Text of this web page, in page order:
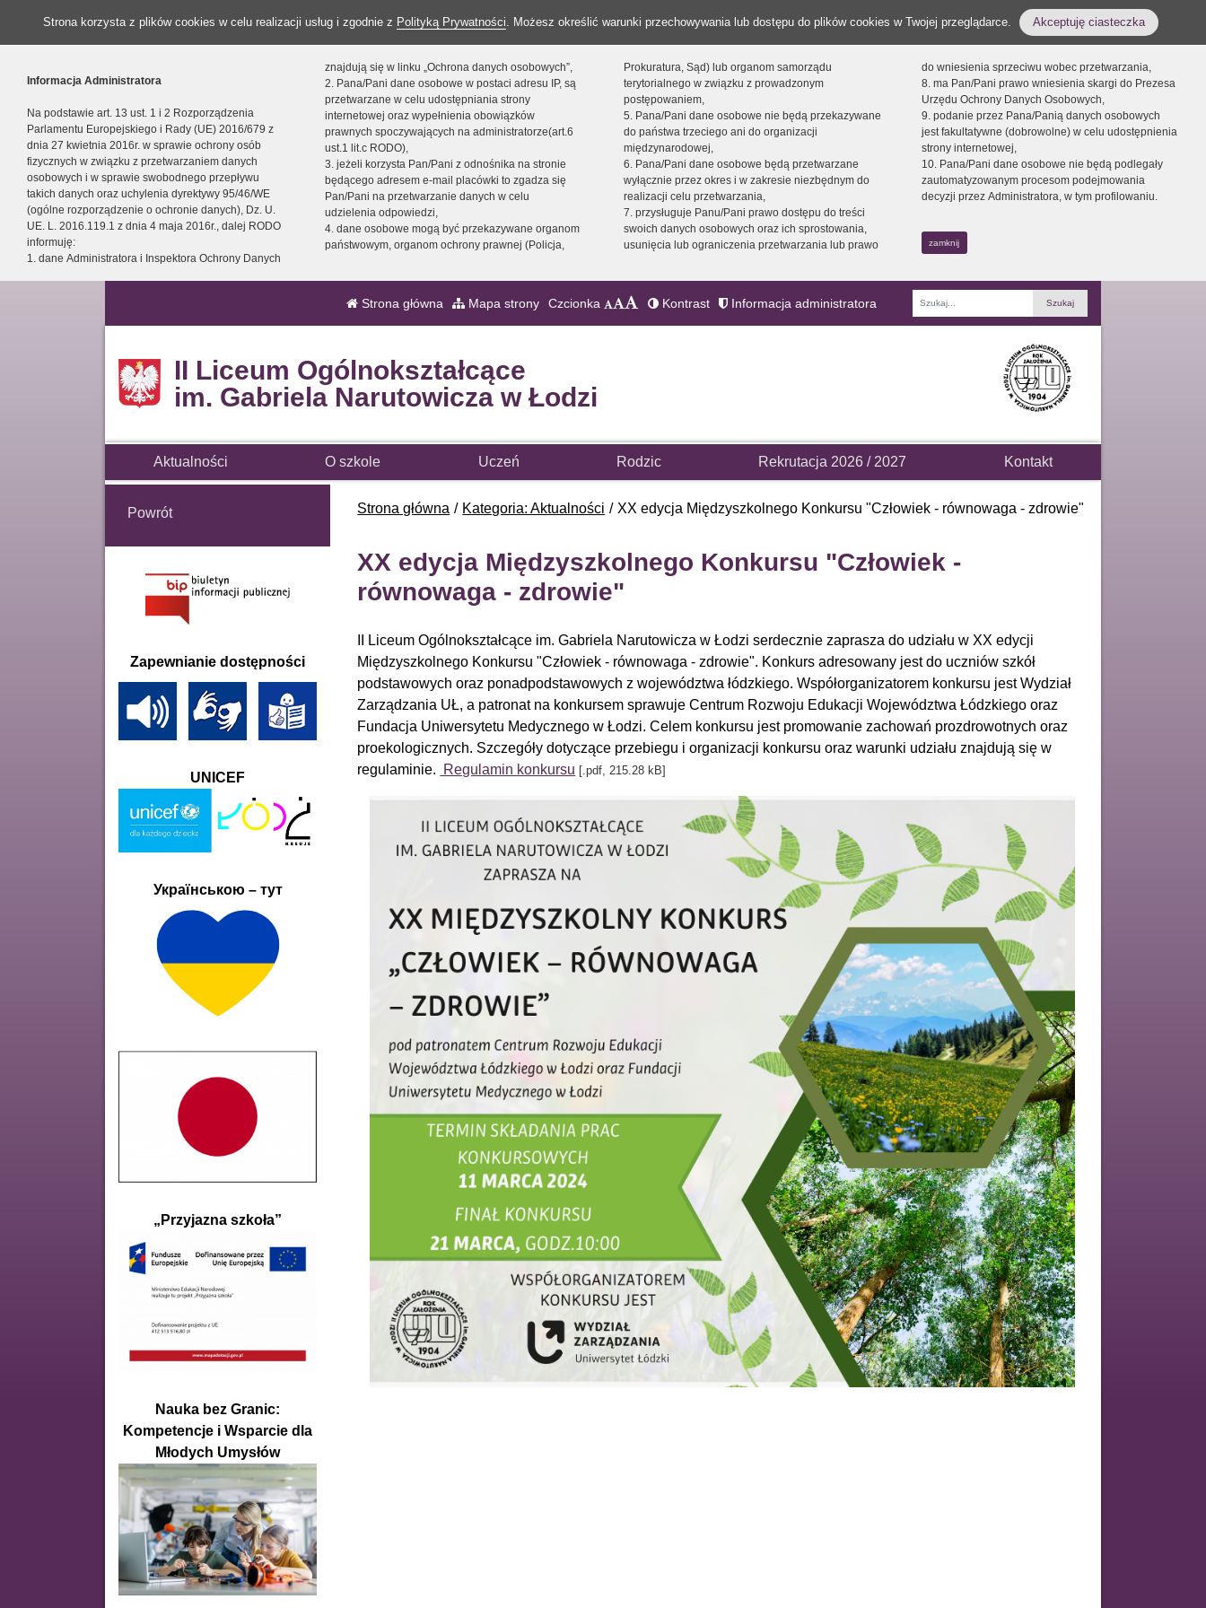
Strona korzysta z plików cookies w celu realizacji usług i zgodnie z Polityką Prywatności. Możesz określić warunki przechowywania lub dostępu do plików cookies w Twojej przeglądarce. Akceptuję ciasteczka
Informacja Administratora
Na podstawie art. 13 ust. 1 i 2 Rozporządzenia
Parlamentu Europejskiego i Rady (UE) 2016/679 z
dnia 27 kwietnia 2016r. w sprawie ochrony osób
fizycznych w związku z przetwarzaniem danych
osobowych i w sprawie swobodnego przepływu
takich danych oraz uchylenia dyrektywy 95/46/WE
(ogólne rozporządzenie o ochronie danych), Dz. U.
UE. L. 2016.119.1 z dnia 4 maja 2016r., dalej RODO
informuję:
1. dane Administratora i Inspektora Ochrony Danych
znajdują się w linku „Ochrona danych osobowych”,
2. Pana/Pani dane osobowe w postaci adresu IP, są
przetwarzane w celu udostępniania strony
internetowej oraz wypełnienia obowiązków
prawnych spoczywających na administratorze(art.6
ust.1 lit.c RODO),
3. jeżeli korzysta Pan/Pani z odnośnika na stronie
będącego adresem e-mail placówki to zgadza się
Pan/Pani na przetwarzanie danych w celu
udzielenia odpowiedzi,
4. dane osobowe mogą być przekazywane organom
państwowym, organom ochrony prawnej (Policja,
Prokuratura, Sąd) lub organom samorządu
terytorialnego w związku z prowadzonym
postępowaniem,
5. Pana/Pani dane osobowe nie będą przekazywane
do państwa trzeciego ani do organizacji
międzynarodowej,
6. Pana/Pani dane osobowe będą przetwarzane
wyłącznie przez okres i w zakresie niezbędnym do
realizacji celu przetwarzania,
7. przysługuje Panu/Pani prawo dostępu do treści
swoich danych osobowych oraz ich sprostowania,
usunięcia lub ograniczenia przetwarzania lub prawo
do wniesienia sprzeciwu wobec przetwarzania,
8. ma Pan/Pani prawo wniesienia skargi do Prezesa
Urzędu Ochrony Danych Osobowych,
9. podanie przez Pana/Panią danych osobowych
jest fakultatywne (dobrowolne) w celu udostępnienia
strony internetowej,
10. Pana/Pani dane osobowe nie będą podlegały
zautomatyzowanym procesom podejmowania
decyzji przez Administratora, w tym profilowaniu.
zamknij
Strona główna Mapa strony Czcionka Kontrast Informacja administratora
Fraza
II Liceum Ogólnokształcące
im. Gabriela Narutowicza w Łodzi
Aktualności O szkole Uczeń Rodzic Rekrutacja 2026 / 2027 Kontakt
Strona główna Kategoria: Aktualności XX edycja Międzyszkolnego Konkursu "Człowiek - równowaga - zdrowie"
XX edycja Międzyszkolnego Konkursu "Człowiek -
równowaga - zdrowie"
II Liceum Ogólnokształcące im. Gabriela Narutowicza w Łodzi serdecznie zaprasza do udziału w XX edycji
Międzyszkolnego Konkursu "Człowiek - równowaga - zdrowie". Konkurs adresowany jest do uczniów szkół
podstawowych oraz ponadpodstawowych z województwa łódzkiego. Współorganizatorem konkursu jest Wydział
Zarządzania UŁ, a patronat na konkursem sprawuje Centrum Rozwoju Edukacji Województwa Łódzkiego oraz
Fundacja Uniwersytetu Medycznego w Łodzi. Celem konkursu jest promowanie zachowań prozdrowotnych oraz
proekologicznych. Szczegóły dotyczące przebiegu i organizacji konkursu oraz warunki udziału znajdują się w
regulaminie.
Regulamin konkursu [.pdf, 215.28 kB]
Powrót
Zapewnianie dostępności
UNICEF
Українською – тут
„Przyjazna szkoła”
Nauka bez Granic:
Kompetencje i Wsparcie dla
Młodych Umysłów